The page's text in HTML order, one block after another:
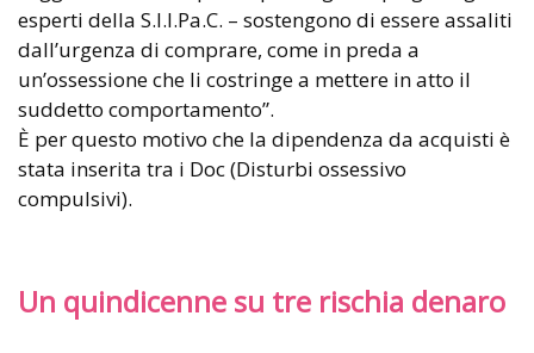
esperti della S.I.I.Pa.C. – sostengono di essere assaliti
dall’urgenza di comprare, come in preda a
un’ossessione che li costringe a mettere in atto il
suddetto comportamento”.
È per questo motivo che la dipendenza da acquisti è
stata inserita tra i Doc (Disturbi ossessivo
compulsivi).
Un quindicenne su tre rischia denaro